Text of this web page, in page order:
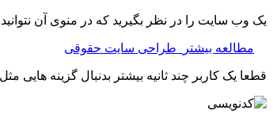
یک وب سایت را در نظر بگیرید که در منوی آن
مطالعه بیشتر طراحی سایت حقوقی
قطعا یک کاربر چند ثانیه بیشتر بدنبال گزینه